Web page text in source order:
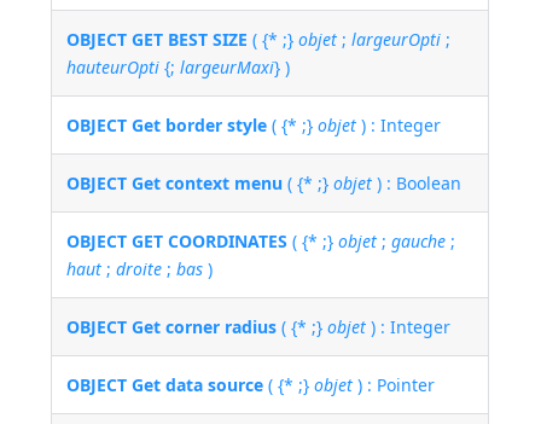
OBJECT GET BEST SIZE ( {* ;}objet ;largeurOpti ;
hauteurOpti {;largeurMaxi} )
OBJECT Get border style ( {* ;}objet ) : Integer
OBJECT Get context menu ( {* ;}objet ) : Boolean
OBJECT GET COORDINATES ( {* ;}objet ;gauche ;
haut ;droite ;bas )
OBJECT Get corner radius ( {* ;}objet ) : Integer
OBJECT Get data source ( {* ;}objet ) : Pointer